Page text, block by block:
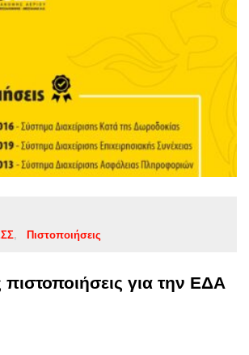
Πιστοποιήσεις
για την ΕΔΑ